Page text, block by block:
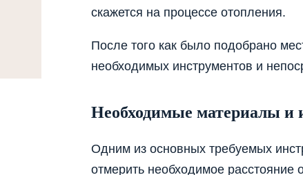
скажется на процессе отопления.
После того как было подобрано
необходимых инструментов и
Необходимые материалы и
Одним из основных требуемых
отмерить необходимое расстояние